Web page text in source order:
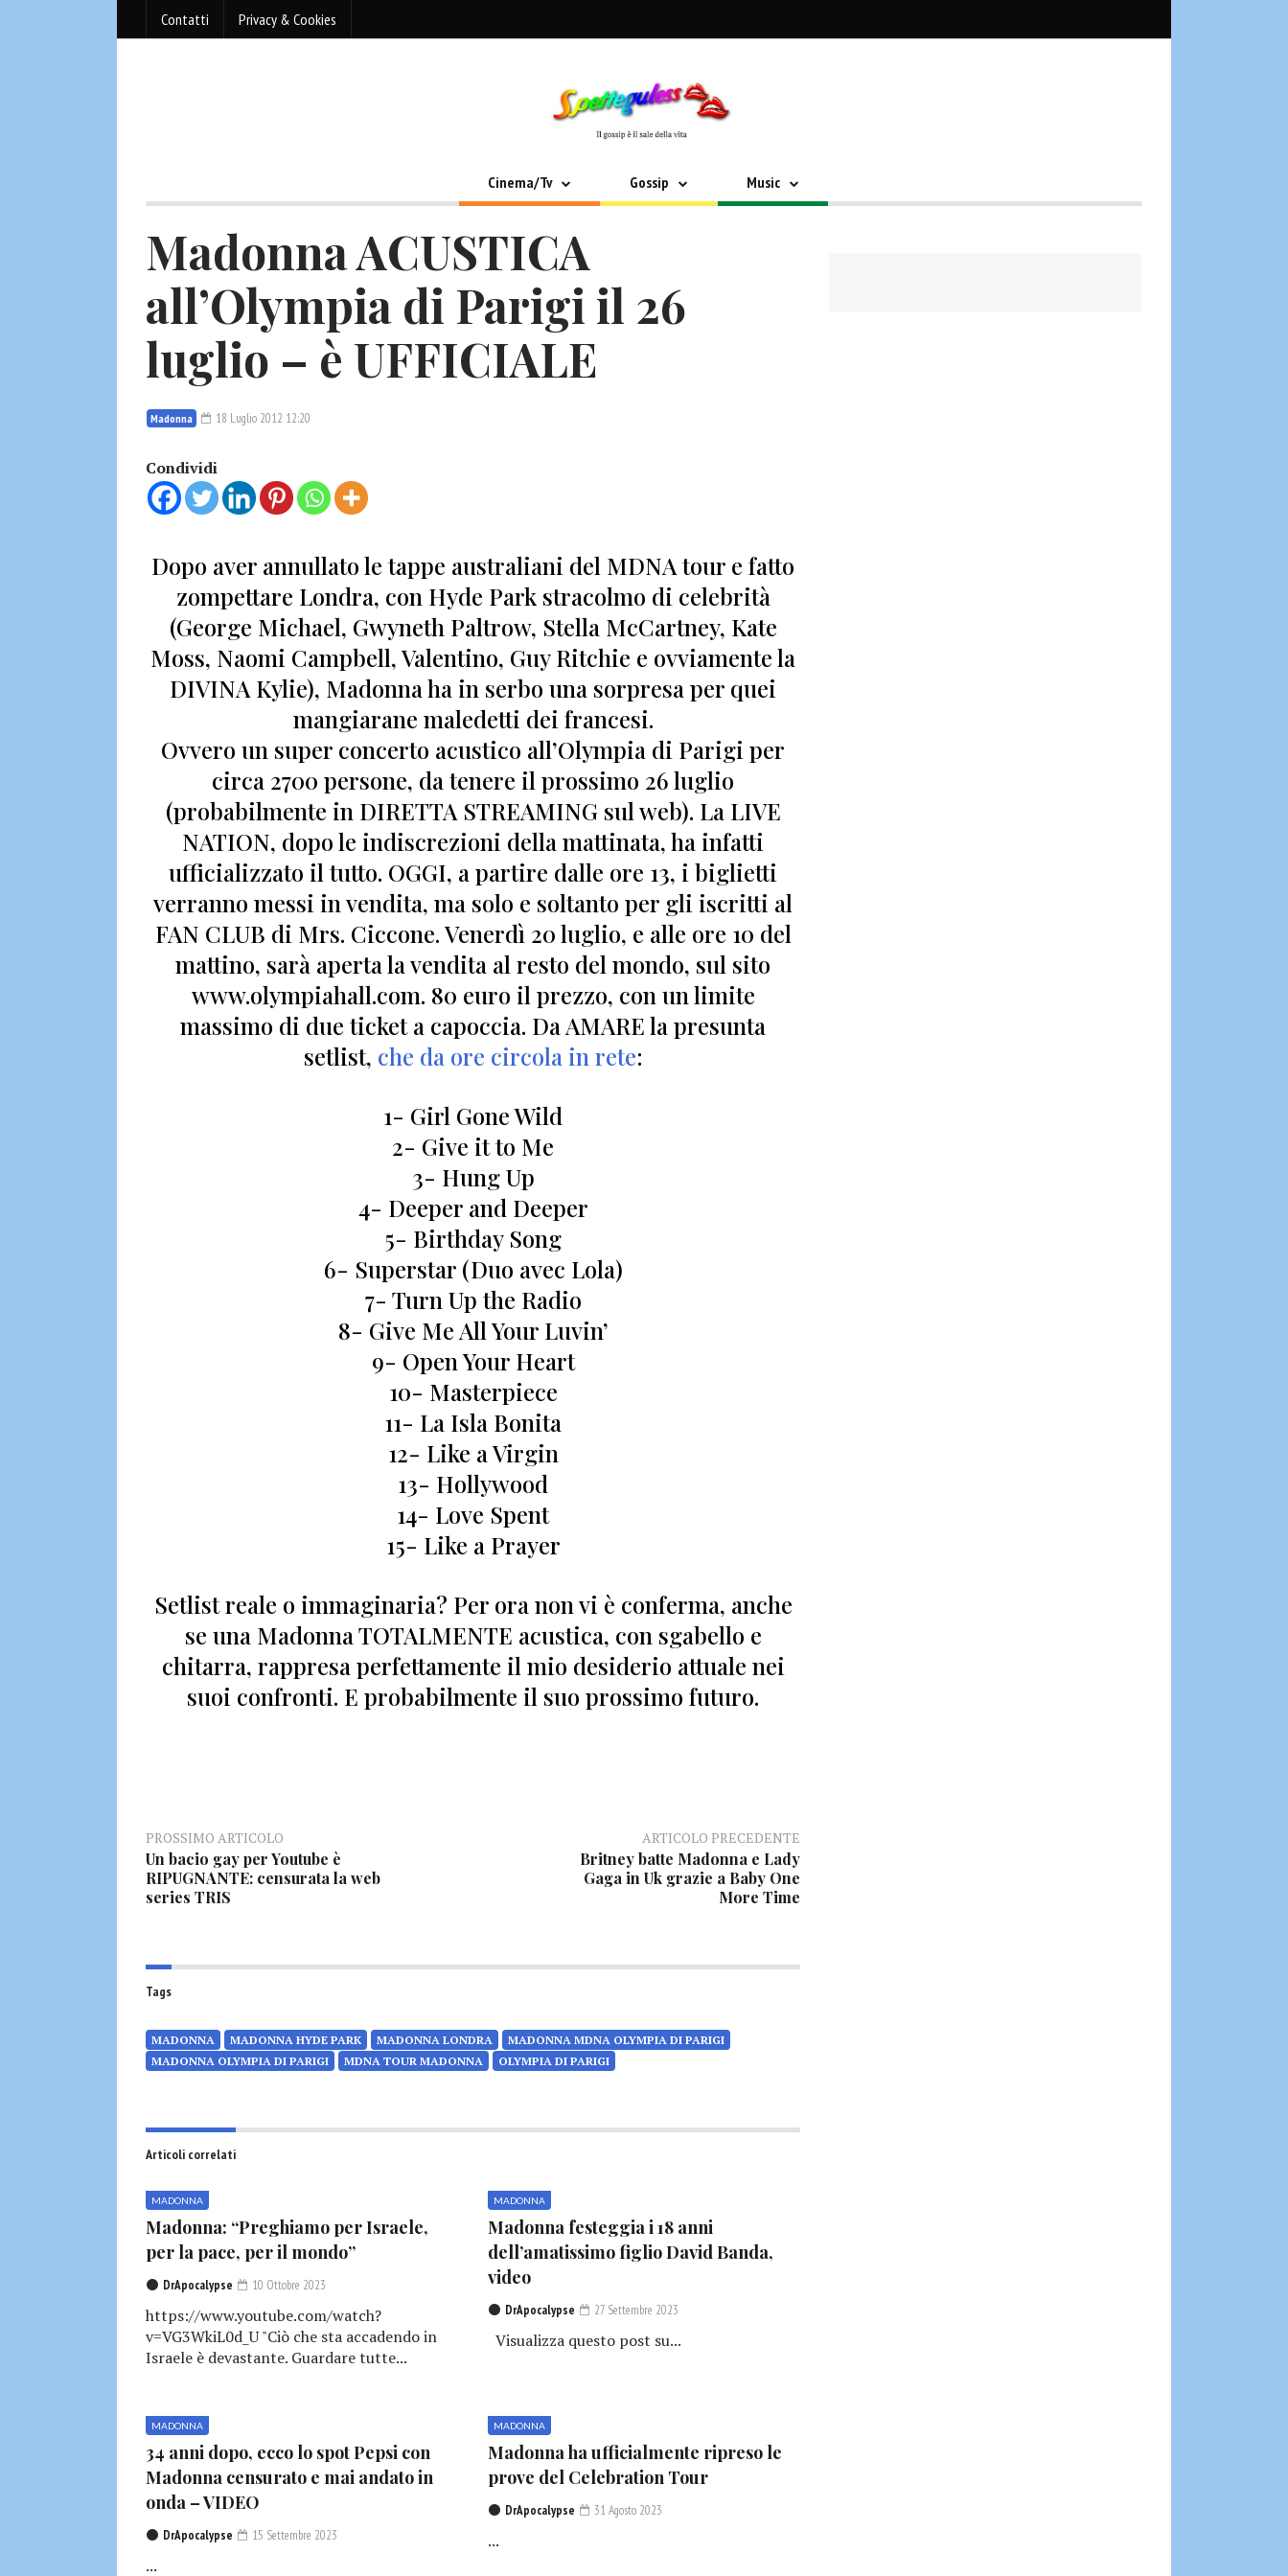
Contatti Privacy & Cookies
Cinema/Tv Gossip Music
Madonna ACUSTICA
all’Olympia di Parigi il 26
luglio – è UFFICIALE
Madonna 18 Luglio 2012 12:20
Condividi
Dopo aver annullato le tappe australiani del MDNA tour e fatto
zompettare Londra, con Hyde Park stracolmo di celebrità
(George Michael, Gwyneth Paltrow, Stella McCartney, Kate
Moss, Naomi Campbell, Valentino, Guy Ritchie e ovviamente la
DIVINA Kylie), Madonna ha in serbo una sorpresa per quei
mangiarane maledetti dei francesi.
Ovvero un super concerto acustico all’Olympia di Parigi per
circa 2700 persone, da tenere il prossimo 26 luglio
(probabilmente in DIRETTA STREAMING sul web). La LIVE
NATION, dopo le indiscrezioni della mattinata, ha infatti
ufficializzato il tutto. OGGI, a partire dalle ore 13, i biglietti
verranno messi in vendita, ma solo e soltanto per gli iscritti al
FAN CLUB di Mrs. Ciccone. Venerdì 20 luglio, e alle ore 10 del
mattino, sarà aperta la vendita al resto del mondo, sul sito
www.olympiahall.com. 80 euro il prezzo, con un limite
massimo di due ticket a capoccia. Da AMARE la presunta
setlist, che da ore circola in rete:
1- Girl Gone Wild
2- Give it to Me
3- Hung Up
4- Deeper and Deeper
5- Birthday Song
6- Superstar (Duo avec Lola)
7- Turn Up the Radio
8- Give Me All Your Luvin’
9- Open Your Heart
10- Masterpiece
11- La Isla Bonita
12- Like a Virgin
13- Hollywood
14- Love Spent
15- Like a Prayer
Setlist reale o immaginaria? Per ora non vi è conferma, anche
se una Madonna TOTALMENTE acustica, con sgabello e
chitarra, rappresa perfettamente il mio desiderio attuale nei
suoi confronti. E probabilmente il suo prossimo futuro.
PROSSIMO ARTICOLO
Un bacio gay per Youtube è
RIPUGNANTE: censurata la web
series TRIS
ARTICOLO PRECEDENTE
Britney batte Madonna e Lady
Gaga in Uk grazie a Baby One
More Time
Tags
MADONNA MADONNA HYDE PARK MADONNA LONDRA
MADONNA MDNA OLYMPIA DI PARIGI
MADONNA OLYMPIA DI PARIGI
MDNA TOUR MADONNA OLYMPIA DI PARIGI
Articoli correlati
MADONNA
Madonna: “Preghiamo per Israele,
per la pace, per il mondo”
DrApocalypse 10 Ottobre 2023
https://www.youtube.com/watch?
v=VG3WkiL0d_U "Ciò che sta accadendo in
Israele è devastante. Guardare tutte...
MADONNA
Madonna festeggia i 18 anni
dell’amatissimo figlio David Banda,
video
DrApocalypse 27 Settembre 2023
Visualizza questo post su...
MADONNA
34 anni dopo, ecco lo spot Pepsi con
Madonna censurato e mai andato in
onda – VIDEO
DrApocalypse 15 Settembre 2023
...
MADONNA
Madonna ha ufficialmente ripreso le
prove del Celebration Tour
DrApocalypse 31 Agosto 2023
...